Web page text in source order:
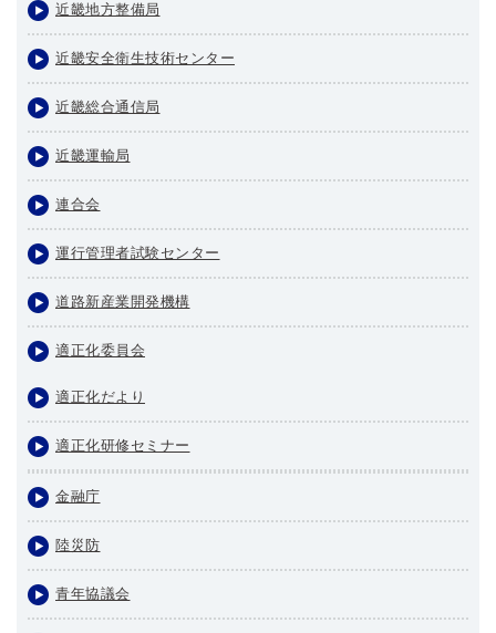
近畿地方整備局
近畿安全衛生技術センター
近畿総合通信局
近畿運輸局
連合会
運行管理者試験センター
道路新産業開発機構
適正化委員会
適正化だより
適正化研修セミナー
金融庁
陸災防
青年協議会